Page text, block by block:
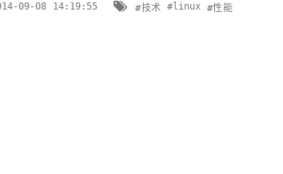
09-08 14:19:55 #技术 #linux #性能